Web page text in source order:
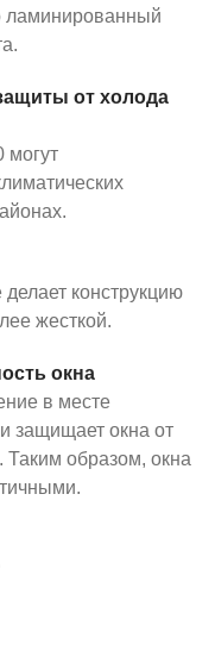
ламинированный
от холода
могут
конструкцию
жесткой.
окна
в месте
защищает окна от
образом, окна